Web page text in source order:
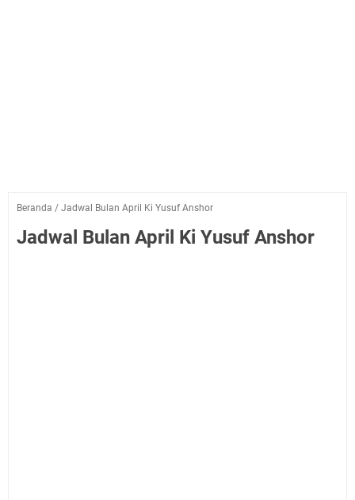
Beranda / Jadwal Bulan April Ki Yusuf Anshor
Jadwal Bulan April Ki Yusuf Anshor